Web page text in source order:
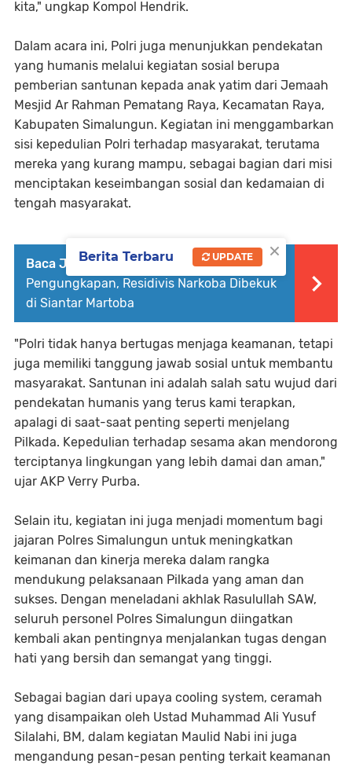
kita," ungkap Kompol Hendrik.
Dalam acara ini, Polri juga menunjukkan pendekatan
yang humanis melalui kegiatan sosial berupa
pemberian santunan kepada anak yatim dari Jemaah
Mesjid Ar Rahman Pematang Raya, Kecamatan Raya,
Kabupaten Simalungun. Kegiatan ini menggambarkan
sisi kepedulian Polri terhadap masyarakat, terutama
mereka yang kurang mampu, sebagai bagian dari misi
menciptakan keseimbangan sosial dan kedamaian di
tengah masyarakat.
Baca Juga : AKP Irwanta Sembiring Pimpin
Pengungkapan, Residivis Narkoba Dibekuk
di Siantar Martoba
"Polri tidak hanya bertugas menjaga keamanan, tetapi
juga memiliki tanggung jawab sosial untuk membantu
masyarakat. Santunan ini adalah salah satu wujud dari
pendekatan humanis yang terus kami terapkan,
apalagi di saat-saat penting seperti menjelang
Pilkada. Kepedulian terhadap sesama akan mendorong
terciptanya lingkungan yang lebih damai dan aman,"
ujar AKP Verry Purba.
Selain itu, kegiatan ini juga menjadi momentum bagi
jajaran Polres Simalungun untuk meningkatkan
keimanan dan kinerja mereka dalam rangka
mendukung pelaksanaan Pilkada yang aman dan
sukses. Dengan meneladani akhlak Rasulullah SAW,
seluruh personel Polres Simalungun diingatkan
kembali akan pentingnya menjalankan tugas dengan
hati yang bersih dan semangat yang tinggi.
Sebagai bagian dari upaya cooling system, ceramah
yang disampaikan oleh Ustad Muhammad Ali Yusuf
Silalahi, BM, dalam kegiatan Maulid Nabi ini juga
mengandung pesan-pesan penting terkait keamanan
×
Berita Terbaru UPDATE